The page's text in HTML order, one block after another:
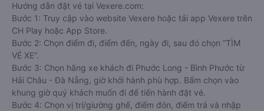
Hướng dẫn đặt vé tại Vexere.com:
Bước 1: Truy cập vào website Vexere hoặc tải app Vexere trên
CH Play hoặc App Store.
Bước 2: Chọn điểm đi, điểm đến, ngày đi, sau đó chọn “TÌM
VÉ XE”.
Bước 3: Chọn hãng xe khách đi Phước Long - Bình Phước từ
Hải Châu - Đà Nẵng, giờ khởi hành phù hợp. Bấm chọn vào
khung giờ quý khách muốn đi để tiến hành đặt vé.
Bước 4: Chọn vị trí/giường ghế, điểm đón, điểm trả và nhập